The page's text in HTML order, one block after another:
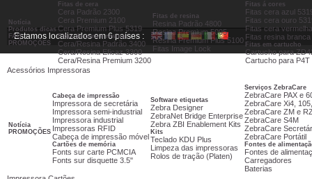
Notícia
Produtos dicas
FAQ
PROMOÇÕES
Fitas de cera
Cera Padrão 2300
Cera Premium 2100
Cera Premium Plus 5319
Fitas de cera e resina
Cera/Resina Padrão 3400
Cera/Resina Eficaz 3300
Cera/Resina Premium 3200
Fitas de resina
Resina Padrão 4800
Resina Premium 5095
Resina Premium Plus 5100
Fitas Image Lock
Fitas á cores
Fitas cera azul
Fitas cera ouro
Fitas cera
Fitas resina branca
Fitas em cartucho
Cartucho para
Cartucho para P4T
Acessórios Impressoras
Notícia
PROMOÇÕES
Cabeça de impressão
Impressora de secretária
Impressora semi-industrial
Impressora industrial
Impressoras RFID
Cabeça de impressão móvel
Cartões de memória
Fonts sur carte PCMCIA
Fonts sur disquette 3.5"
Software etiquetas
Zebra Designer
ZebraNet Bridge Enterprise
Zebra ZBI Enablement Kits
Kits
Teclado KDU Plus
Limpeza das impressoras
Rolos de tração (Platen)
Serviços ZebraCare
ZebraCare PAX e
ZebraCare Xi4,
ZebraCare ZM e
ZebraCare S4M
ZebraCare
ZebraCare Portátil
Fontes de
Fontes de
Carregadores
Baterias
Estamos localizados em 6 países :